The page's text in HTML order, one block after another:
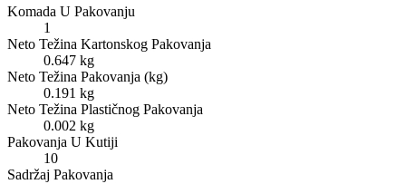
Komada U Pakovanju
1
Neto Težina Kartonskog Pakovanja
0.647 kg
Neto Težina Pakovanja (kg)
0.191 kg
Neto Težina Plastičnog Pakovanja
0.002 kg
Pakovanja U Kutiji
10
Sadržaj Pakovanja